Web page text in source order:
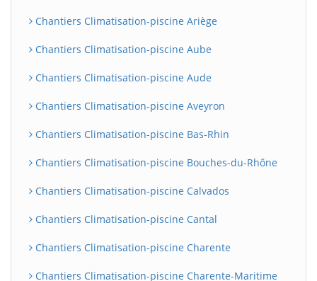
Chantiers Climatisation-piscine Ariège
Chantiers Climatisation-piscine Aube
Chantiers Climatisation-piscine Aude
Chantiers Climatisation-piscine Aveyron
Chantiers Climatisation-piscine Bas-Rhin
Chantiers Climatisation-piscine Bouches-du-Rhône
Chantiers Climatisation-piscine Calvados
Chantiers Climatisation-piscine Cantal
Chantiers Climatisation-piscine Charente
Chantiers Climatisation-piscine Charente-Maritime